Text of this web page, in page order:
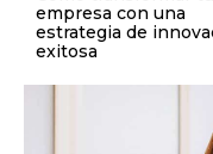
empresa con una
estrategia de
exitosa